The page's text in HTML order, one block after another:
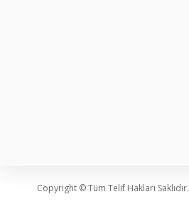
Copyright © Tüm Telif Hakları Saklıdır.